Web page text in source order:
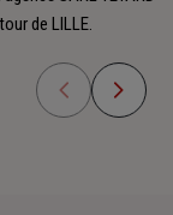
de LILLE.